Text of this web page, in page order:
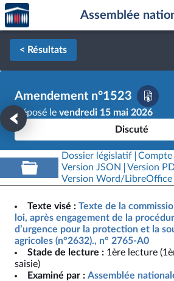
Aller au contenu
Aller en bas de la page
Accèder
à la
page
d'accueil
Assemblée
< Résultats
Amendement n°1523
Déposé le vendredi 15 mai 2026
Discuté
Dossier législatif Compte
Version JSON
Version
Version Word/LibreOffice
Texte visé : Texte de la
loi, après engagement de la
d’urgence pour la protection et la
agricoles (n°2632)., n° 2765-A0
Stade de lecture : 1ère lecture
saisie)
Examiné par : Assemblée